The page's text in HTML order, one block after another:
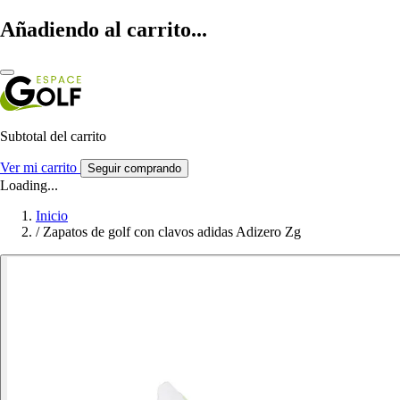
Añadiendo al carrito...
Subtotal del carrito
Ver mi carrito Seguir comprando
Loading...
Inicio
/ Zapatos de golf con clavos adidas Adizero Zg